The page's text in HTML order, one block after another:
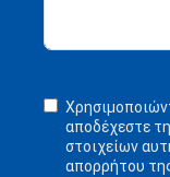
αποδέχεστε
στοιχείων
απορρήτου